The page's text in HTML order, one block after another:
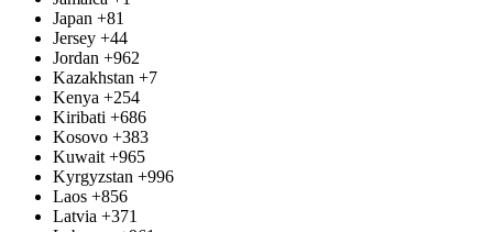
Japan +81
Jersey +44
Jordan +962
Kazakhstan +7
Kenya +254
Kiribati +686
Kosovo +383
Kuwait +965
Kyrgyzstan +996
Laos +856
Latvia +371